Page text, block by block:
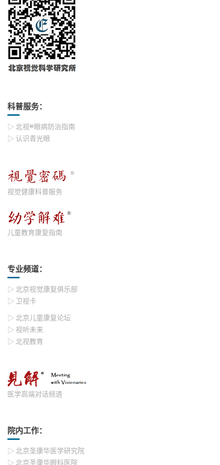
科普服务：
▷ 北视®眼病防治指南
▷ 认识青光眼
视觉健康科普服务
儿童教育康复指南
专业频道：
▷ 北京视觉康复俱乐部
▷ 卫视卡
▷ 北京儿童康复论坛
▷ 视听未来
▷ 北视教育
医学高端对话频道
院内工作：
▷ 北京圣康华医学研究院
▷ 北京圣康华眼科医院